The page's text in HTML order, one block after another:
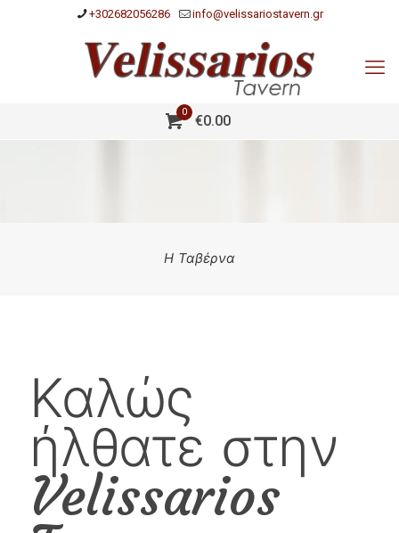
+302682056286 info@velissariostavern.gr
0
€0.00
Η Ταβέρνα
Καλώς
ήλθατε στην
Velissarios